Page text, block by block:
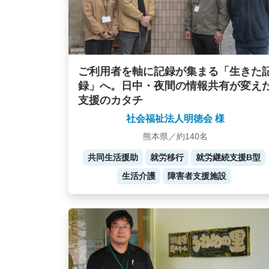
ご利用者を軸に記録が集まる「生きた
録」へ。日中・夜間の情報共有が変え
支援のカタチ
社会福祉法人明徳会 様
熊本県／約140名
共同生活援助 就労移行
就労継続支援B型
生活介護
障害者支援施設